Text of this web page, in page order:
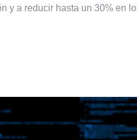
y a reducir hasta un 30% en